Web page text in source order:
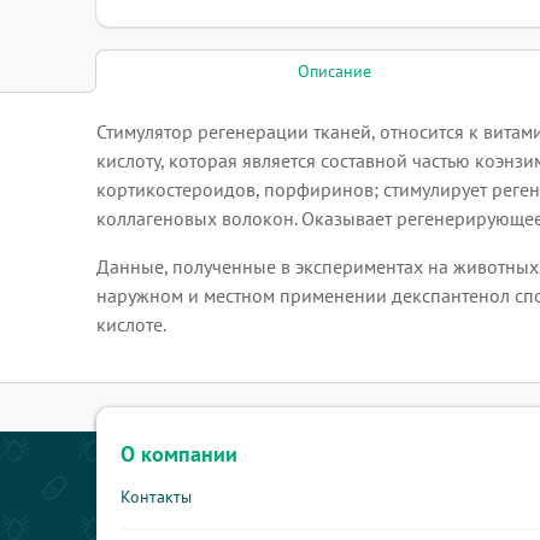
Описание
Стимулятор регенерации тканей, относится к
кислоту, которая является составной частью
кортикостероидов, порфиринов; стимулирует
коллагеновых волокон. Оказывает
Данные, полученные в экспериментах на
наружном и местном применении декспантенол
кислоте.
О компании
Контакты